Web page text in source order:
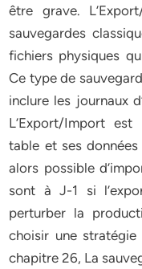
être grave.
sauvegardes
fichiers physiques
Ce type de
inclure les journaux
L’Export/Import
table et ses
alors possible
sont à J-1 si
perturber la
choisir une
chapitre 26, La